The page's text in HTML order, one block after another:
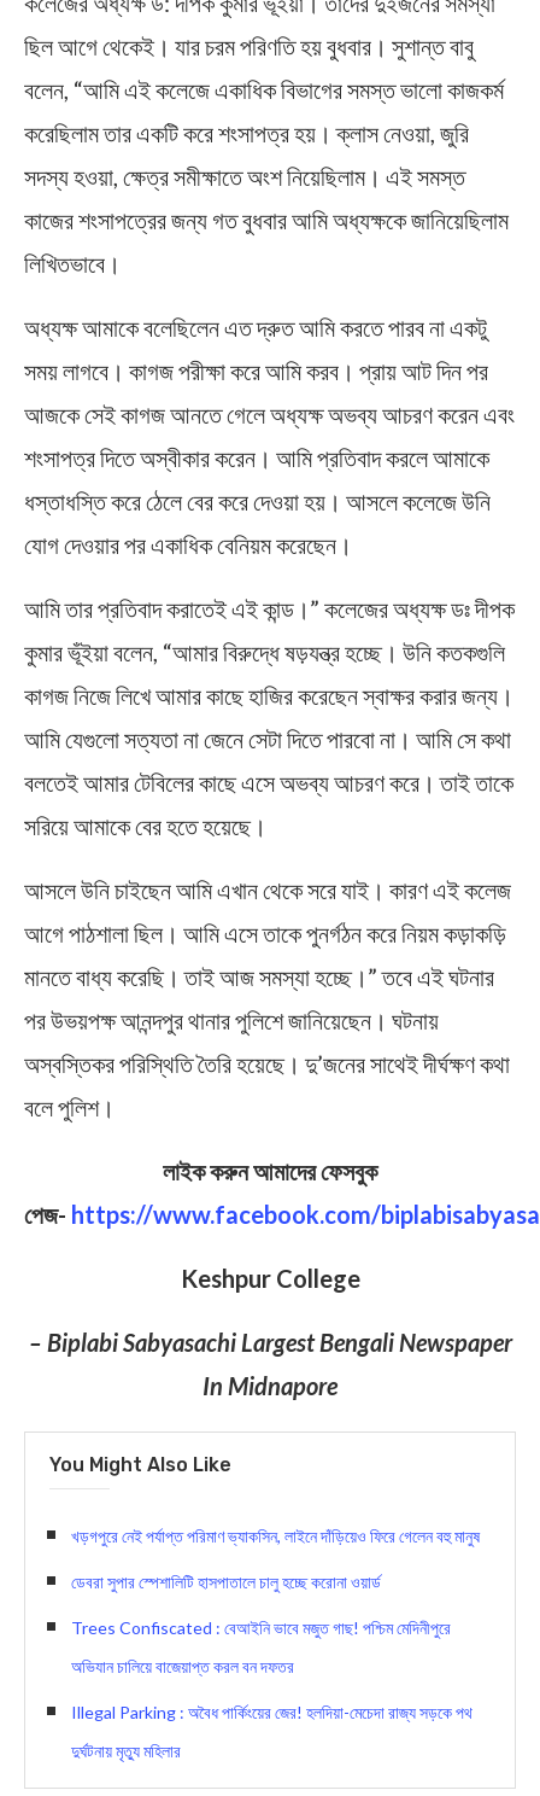
ছিল আগে থেকেই। যার চরম পরিণতি হয় বুধবার। সুশান্ত বাবু
বলেন, “আমি এই কলেজে একাধিক বিভাগের সমস্ত ভালো কাজকর্ম
করেছিলাম তার একটি করে শংসাপত্র হয়। ক্লাস নেওয়া, জুরি
সদস্য হওয়া, ক্ষেত্র সমীক্ষাতে অংশ নিয়েছিলাম। এই সমস্ত
কাজের শংসাপত্রের জন্য গত বুধবার আমি অধ্যক্ষকে জানিয়েছিলাম
লিখিতভাবে।
অধ্যক্ষ আমাকে বলেছিলেন এত দ্রুত আমি করতে পারব না একটু
সময় লাগবে। কাগজ পরীক্ষা করে আমি করব। প্রায় আট দিন পর
আজকে সেই কাগজ আনতে গেলে অধ্যক্ষ অভব্য আচরণ করেন এবং
শংসাপত্র দিতে অস্বীকার করেন। আমি প্রতিবাদ করলে আমাকে
ধস্তাধস্তি করে ঠেলে বের করে দেওয়া হয়। আসলে কলেজে উনি
যোগ দেওয়ার পর একাধিক বেনিয়ম করেছেন।
আমি তার প্রতিবাদ করাতেই এই কান্ড।” কলেজের অধ্যক্ষ ডঃ দীপক
কুমার ভূঁইয়া বলেন, “আমার বিরুদ্ধে ষড়যন্ত্র হচ্ছে। উনি কতকগুলি
কাগজ নিজে লিখে আমার কাছে হাজির করেছেন স্বাক্ষর করার জন্য।
আমি যেগুলো সত্যতা না জেনে সেটা দিতে পারবো না। আমি সে কথা
বলতেই আমার টেবিলের কাছে এসে অভব্য আচরণ করে। তাই তাকে
সরিয়ে আমাকে বের হতে হয়েছে।
আসলে উনি চাইছেন আমি এখান থেকে সরে যাই। কারণ এই কলেজ
আগে পাঠশালা ছিল। আমি এসে তাকে পুনর্গঠন করে নিয়ম কড়াকড়ি
মানতে বাধ্য করেছি। তাই আজ সমস্যা হচ্ছে।” তবে এই ঘটনার
পর উভয়পক্ষ আনন্দপুর থানার পুলিশে জানিয়েছেন। ঘটনায়
অস্বস্তিকর পরিস্থিতি তৈরি হয়েছে। দু’জনের সাথেই দীর্ঘক্ষণ কথা
বলে পুলিশ।
লাইক করুন আমাদের ফেসবুক
পেজ- https://www.facebook.com/
Keshpur College
– Biplabi Sabyasachi Largest Bengali Newspaper
In Midnapore
You Might Also Like
খড়গপুরে নেই পর্যাপ্ত পরিমাণ ভ্যাকসিন, লাইনে দাঁড়িয়েও ফিরে গেলেন বহু মানুষ
ডেবরা সুপার স্পেশালিটি হাসপাতালে চালু হচ্ছে করোনা ওয়ার্ড
Trees Confiscated : বেআইনি ভাবে মজুত গাছ! পশ্চিম মেদিনীপুরে
অভিযান চালিয়ে বাজেয়াপ্ত করল বন দফতর
Illegal Parking : অবৈধ পার্কিংয়ের জের! হলদিয়া-মেচেদা রাজ্য সড়কে পথ
দুর্ঘটনায় মৃত্যু মহিলার